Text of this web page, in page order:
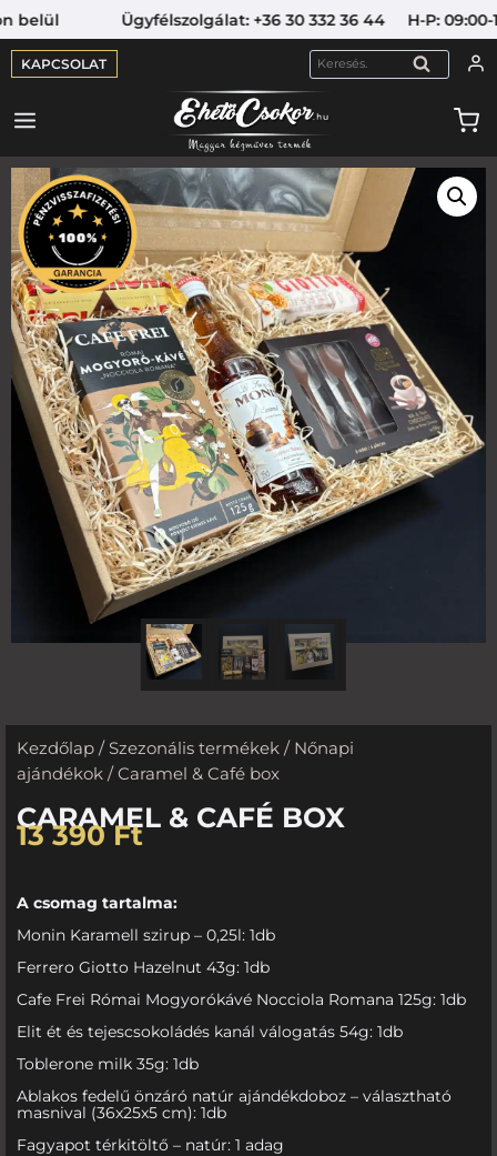
+36 30 332 36 44 H-P: 09:00-
KAPCSOLAT KERESÉS
Kezdőlap / Szezonális termékek / Nőnapi
ajándékok / Caramel & Café box
CARAMEL & CAFÉ BOX
13 390Ft
A csomag tartalma:
Monin Karamell szirup – 0,25l: 1db
Ferrero Giotto Hazelnut 43g: 1db
Cafe Frei Római Mogyorókávé Nocciola Romana 125g: 1db
Elit ét és tejescsokoládés kanál válogatás 54g: 1db
Toblerone milk 35g: 1db
Ablakos fedelű önzáró natúr ajándékdoboz – választható
masnival (36x25x5 cm): 1db
Fagyapot térkitöltő – natúr: 1 adag